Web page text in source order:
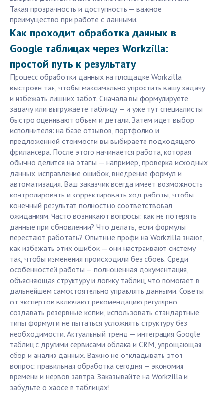
Такая прозрачность и доступность — важное
преимущество при работе с данными.
Как проходит обработка данных в
Google таблицах через Workzilla:
простой путь к результату
Процесс обработки данных на площадке Workzilla
выстроен так, чтобы максимально упростить вашу задачу
и избежать лишних забот. Сначала вы формулируете
задачу или выгружаете таблицу — и уже тут специалисты
быстро оценивают объем и детали. Затем идет выбор
исполнителя: на базе отзывов, портфолио и
предложенной стоимости вы выбираете подходящего
фрилансера. После этого начинается работа, которая
обычно делится на этапы — например, проверка исходных
данных, исправление ошибок, внедрение формул и
автоматизация. Ваш заказчик всегда имеет возможность
контролировать и корректировать ход работы, чтобы
конечный результат полностью соответствовал
ожиданиям. Часто возникают вопросы: как не потерять
данные при обновлении? Что делать, если формулы
перестают работать? Опытные профи на Workzilla знают,
как избежать этих ошибок — они настраивают систему
так, чтобы изменения происходили без сбоев. Среди
особенностей работы — полноценная документация,
объясняющая структуру и логику таблиц, что помогает в
дальнейшем самостоятельно управлять данными. Советы
от экспертов включают рекомендацию регулярно
создавать резервные копии, использовать стандартные
типы формул и не пытаться усложнять структуру без
необходимости. Актуальный тренд — интеграция Google
таблиц с другими сервисами облака и CRM, упрощающая
сбор и анализ данных. Важно не откладывать этот
вопрос: правильная обработка сегодня — экономия
времени и нервов завтра. Заказывайте на Workzilla и
забудьте о хаосе в таблицах!